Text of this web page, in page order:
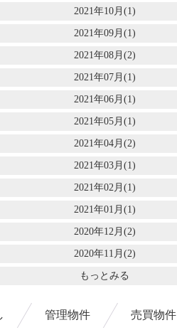
2021年10月(1)
2021年09月(1)
2021年08月(2)
2021年07月(1)
2021年06月(1)
2021年05月(1)
2021年04月(2)
2021年03月(1)
2021年02月(1)
2021年01月(1)
2020年12月(2)
2020年11月(2)
もっとみる
管理物件 売買物件